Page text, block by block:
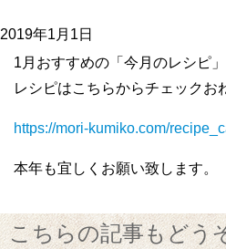
2019年1月1日
1月おすすめの「今月のレシピ
レシピはこちらからチェックお
https://mori-kumiko.com/
本年も宜しくお願い致します。
こちらの記事もどう